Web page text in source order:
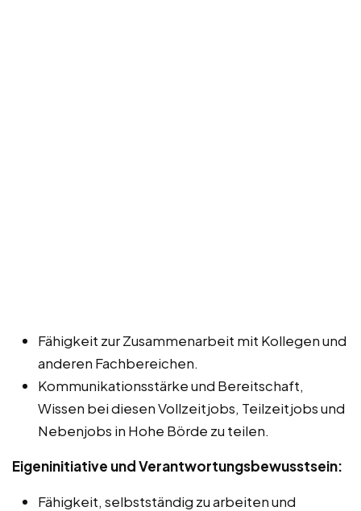
Fähigkeit zur Zusammenarbeit mit Kollegen und
anderen Fachbereichen.
Kommunikationsstärke und Bereitschaft,
Wissen bei diesen Vollzeitjobs, Teilzeitjobs und
Nebenjobs in Hohe Börde zu teilen.
Eigeninitiative und Verantwortungsbewusstsein:
Fähigkeit, selbstständig zu arbeiten und